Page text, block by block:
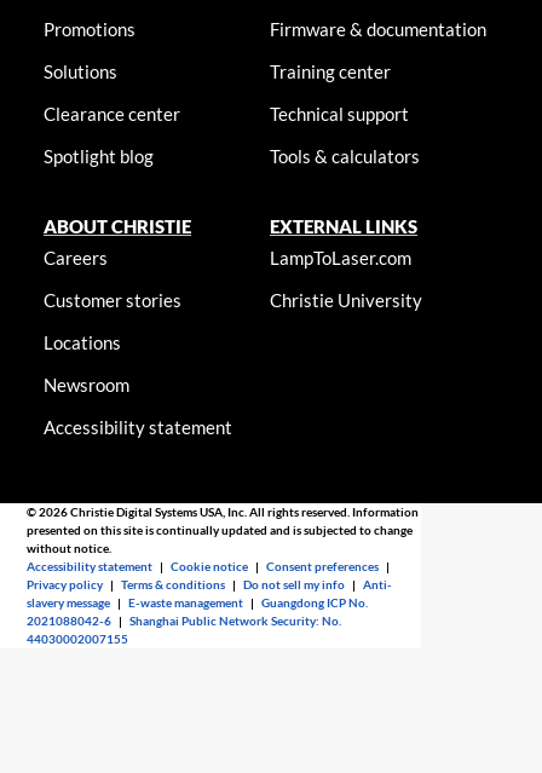
Promotions
Solutions
Clearance center
Spotlight blog
Firmware & documentation
Training center
Technical support
Tools & calculators
ABOUT CHRISTIE
Careers
Customer stories
Locations
Newsroom
Accessibility statement
EXTERNAL LINKS
LampToLaser.com
Christie University
© 2026 Christie Digital Systems USA, Inc. All rights reserved. Information
presented on this site is continually updated and is subjected to change
without notice.
Accessibility statement |Cookie notice |Consent preferences |
Privacy policy |Terms & conditions |Do not sell my info |Anti-
slavery message |E-waste management |Guangdong ICP No.
2021088042-6 |Shanghai Public Network Security: No.
44030002007155